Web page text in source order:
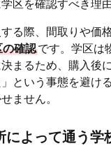
る際、間取りや価
の確認です。学区は
まるため、購入後
という事態を避け
ません。
によって通う学